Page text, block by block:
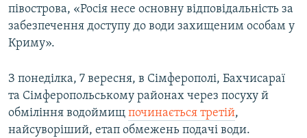
півострова, «Росія несе основну відповідальність за
забезпечення доступу до води захищеним особам у
Криму».
З понеділка, 7 вересня, в Сімферополі, Бахчисараї
та Сімферопольському районах через посуху й
обміління водоймищ починається третій,
найсуворіший, етап обмежень подачі води.